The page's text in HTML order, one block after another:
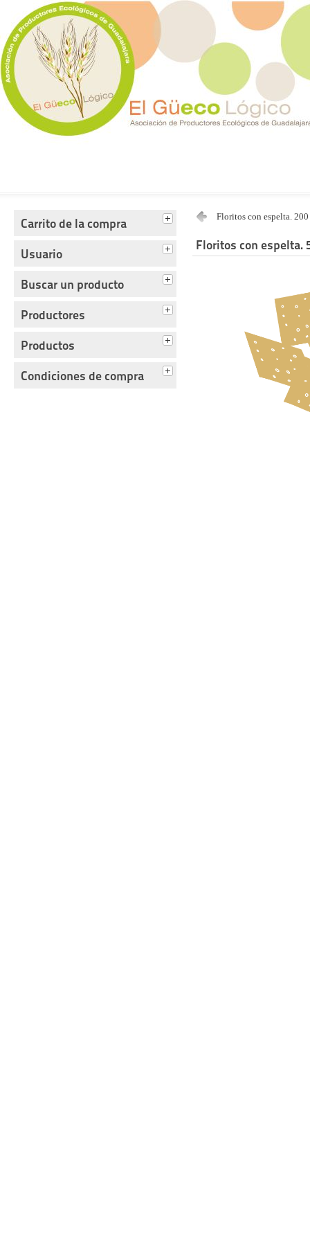
Carrito de la compra
Usuario
Buscar un producto
Productores
Productos
Condiciones de compra
Floritos con espelta.
Floritos con espelta.